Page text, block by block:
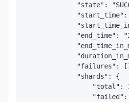
"state":
"end_time":
"failures":
            "shards": {
"total":
"failed":